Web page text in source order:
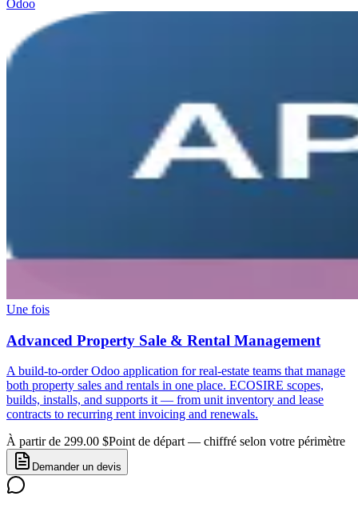
Odoo
Une fois
Advanced Property Sale & Rental Management
A build-to-order Odoo application for real-estate teams that manage
both property sales and rentals in one place. ECOSIRE scopes,
builds, installs, and supports it — from unit inventory and lease
contracts to recurring rent invoicing and renewals.
À partir de 299.00 $Point de départ — chiffré selon votre périmètre
Demander un devis